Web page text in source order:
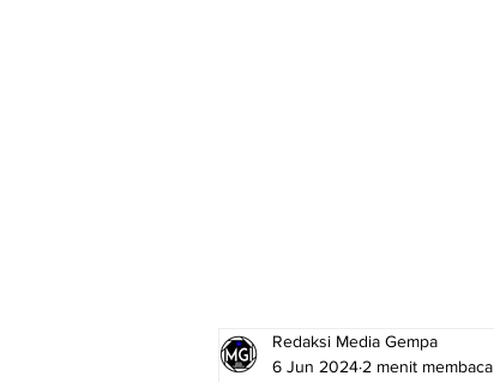
Redaksi Media Gempa
6 Jun 2024 2 menit membaca